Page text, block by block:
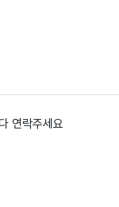
연락주세요